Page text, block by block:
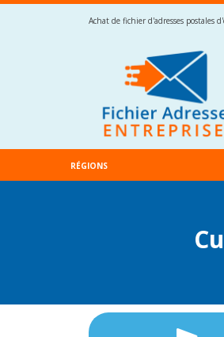
Achat de fichier d'adresses postales
RÉGIONS